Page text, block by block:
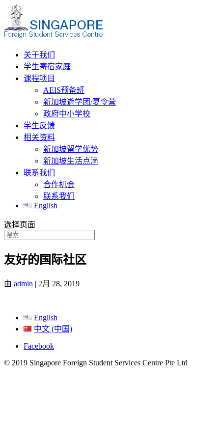
关于我们
学生寄宿家庭
课程项目
AEIS预备班
新加坡遊学团/夏令营
政府中小学校
学生反馈
相关资料
新加坡留学优势
新加坡生活点滴
联系我们
合作机会
联系我们
English
选择页面
友好的国际社区
由 admin | 2月 28, 2019
English
中文 (中国)
Facebook
© 2019 Singapore Foreign Student Services Centre Pte Ltd